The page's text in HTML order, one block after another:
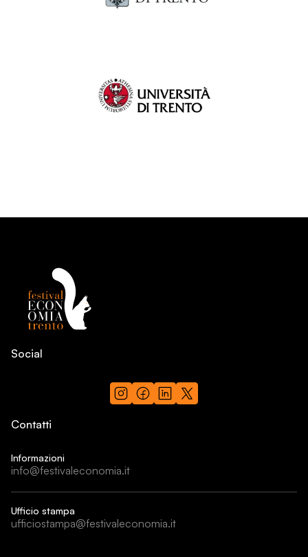
Social
Contatti
Informazioni
info@festivaleconomia.it
Ufficio stampa
ufficiostampa@festivaleconomia.it